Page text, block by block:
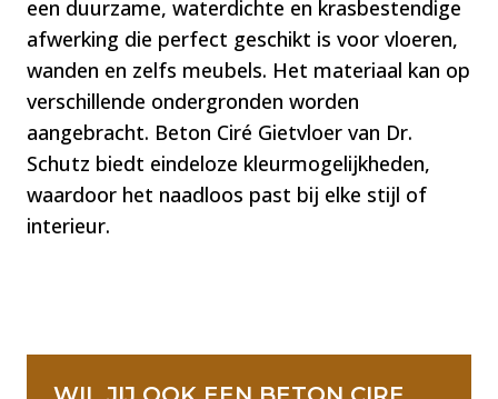
een duurzame, waterdichte en krasbestendige
afwerking die perfect geschikt is voor vloeren,
wanden en zelfs meubels. Het materiaal kan op
verschillende ondergronden worden
aangebracht. Beton Ciré Gietvloer van Dr.
Schutz biedt eindeloze kleurmogelijkheden,
waardoor het naadloos past bij elke stijl of
interieur.